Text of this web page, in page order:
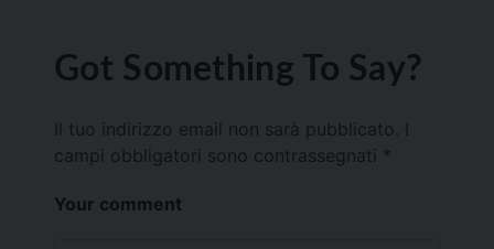
Got Something To Say?
Il tuo indirizzo email non sarà pubblicato.
campi obbligatori sono contrassegnati *
Your comment